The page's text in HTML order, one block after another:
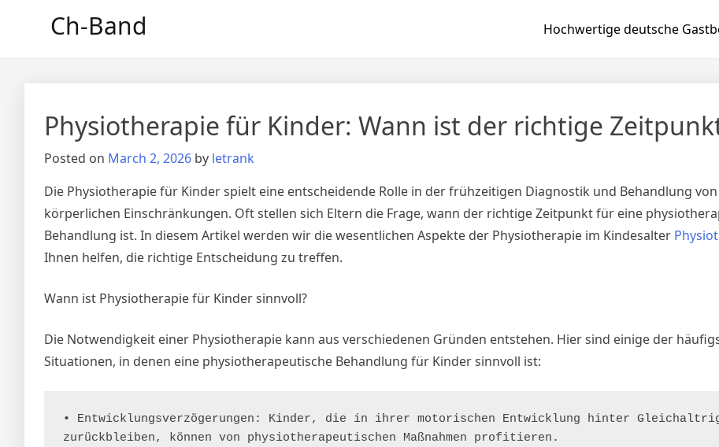
Ch-Band Hochwertige deutsche
Physiotherapie für Kinder: Wann ist der richtige
Posted on March 2, 2026 by letrank
Die Physiotherapie für Kinder spielt eine entscheidende Rolle in der frühzeitigen Diagnostik und Behandlung von
körperlichen Einschränkungen. Oft stellen sich Eltern die Frage, wann der richtige Zeitpunkt für eine
Behandlung ist. In diesem Artikel werden wir die wesentlichen Aspekte der Physiotherapie im Kindesalter
Ihnen helfen, die richtige Entscheidung zu treffen.
Wann ist Physiotherapie für Kinder sinnvoll?
Die Notwendigkeit einer Physiotherapie kann aus verschiedenen Gründen entstehen. Hier sind einige der
Situationen, in denen eine physiotherapeutische Behandlung für Kinder sinnvoll ist:
• Entwicklungsverzögerungen: Kinder, die in ihrer motorischen Entwicklung hinter
zurückbleiben, können von physiotherapeutischen Maßnahmen profitieren.